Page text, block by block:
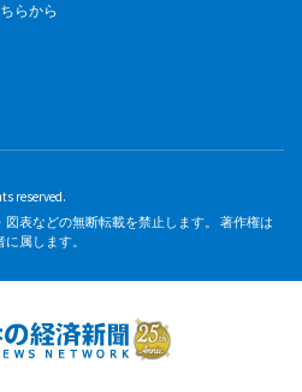
らから
reserved.
表などの無断転載を禁止します。 著作権は
属します。